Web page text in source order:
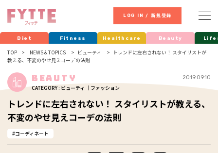
LOG IN / 新規登録
Diet Fitness Healthcare Beauty
TOP NEWS & TOPICS ビューティ
トレンドに左右されない！ スタイリストが
教える、不変のやせ見えコーデの法則
Beauty
CATEGORY : ビューティ ｜ファッション
2019.09.10
トレンドに左右されない！ スタイリストが教える、
不変のやせ見えコーデの法則
コーディネート